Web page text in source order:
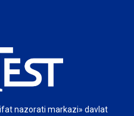
nazorati markazi» davlat